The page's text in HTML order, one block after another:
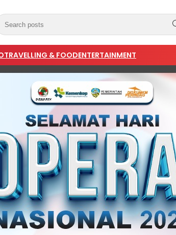
TRAVELLING & FOODENTERTAINMENT